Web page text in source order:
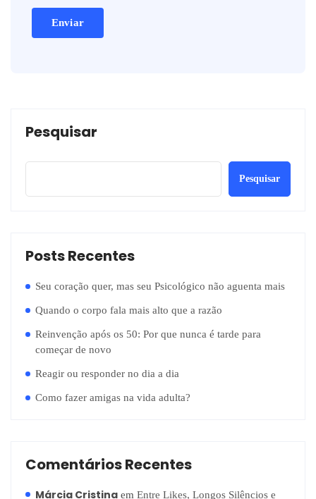
Pesquisar
Pesquisar
Posts Recentes
Seu coração quer, mas seu Psicológico não aguenta mais
Quando o corpo fala mais alto que a razão
Reinvenção após os 50: Por que nunca é tarde para
começar de novo
Reagir ou responder no dia a dia
Como fazer amigas na vida adulta?
Comentários Recentes
Márcia Cristina em Entre Likes, Longos Silêncios e